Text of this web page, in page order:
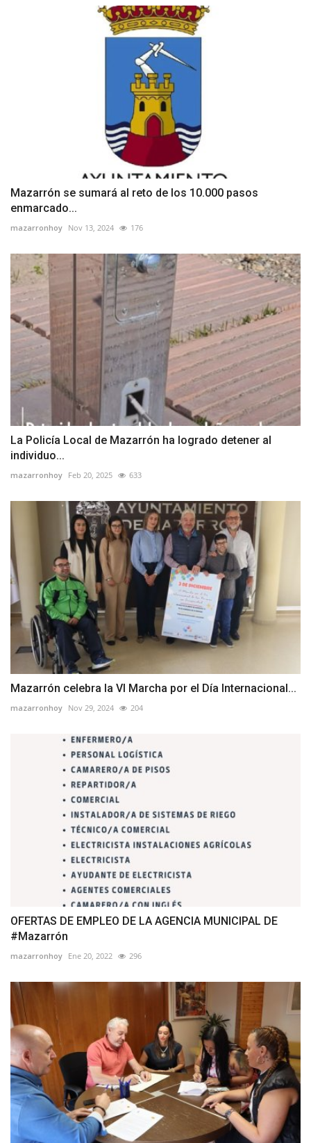
Mazarrón se sumará al reto de los 10.000 pasos
enmarcado...
mazarronhoy Nov 13, 2024 176
La Policía Local de Mazarrón ha logrado detener al
individuo...
mazarronhoy Feb 20, 2025 633
Mazarrón celebra la VI Marcha por el Día Internacional...
mazarronhoy Nov 29, 2024 204
OFERTAS DE EMPLEO DE LA AGENCIA MUNICIPAL DE
#Mazarrón
mazarronhoy Ene 20, 2022 296